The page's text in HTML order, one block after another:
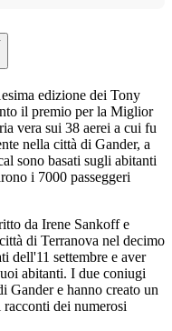
edizione dei Tony
il premio per la Miglior
vera sui 38 aerei a cui fu
nella città di Gander, a
sono basati sugli abitanti
i 7000 passeggeri
da Irene Sankoff e
di Terranova nel decimo
dell'11 settembre e aver
abitanti. I due coniugi
Gander e hanno creato un
dei numerosi